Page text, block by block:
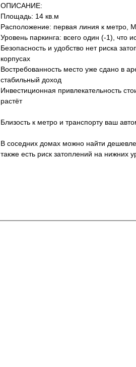
ОПИСАНИЕ:
Площадь: 14 кв.м
Расположение: первая линия к метро,
Уровень паркинга: всего один (-1), что
Безопасность и удобство нет риска
корпусах
Востребованность место уже сдано в
стабильный доход
Инвестиционная привлекательность
растёт
Близость к метро и транспорту ваш
В соседних домах можно найти
также есть риск затоплений на нижних